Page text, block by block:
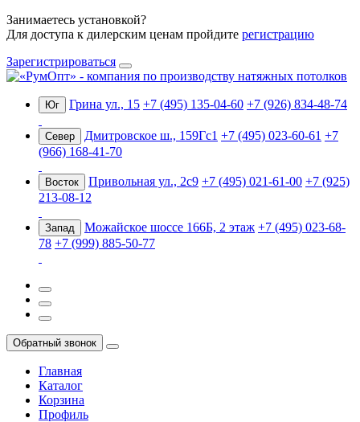
Занимаетесь установкой?
Для доступа к дилерским ценам пройдите регистрацию
Зарегистрироваться
Юг Грина ул., 15 +7 (495) 135-04-60 +7 (926) 834-48-74
Север Дмитровское ш., 159Гс1 +7 (495) 023-60-61 +7
(966) 168-41-70
Восток Привольная ул., 2с9 +7 (495) 021-61-00 +7 (925)
213-08-12
Запад Можайское шоссе 166Б, 2 этаж +7 (495) 023-68-
78 +7 (999) 885-50-77
Обратный звонок
Главная
Каталог
Корзина
Профиль